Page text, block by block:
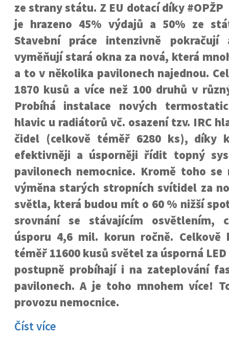
ze strany státu. Z EU dotací díky #OPŽP
je hrazeno 45% výdajů a 50% ze
Stavební práce intenzivně
vyměňují stará okna za nová, která
a to v několika pavilonech najednou.
1870 kusů a více než 100 druhů v
Probíhá instalace nových
hlavic u radiátorů vč. osazení tzv. IRC
čidel (celkově téměř 6280 ks), díky
efektivněji a úsporněji řídit topný
pavilonech nemocnice. Kromě toho se
výměna starých stropních svítidel za
světla, která budou mít o 60 % nižší
srovnání se stávajícím osvětlením,
úsporu 4,6 mil. korun ročně. Celkově
téměř 11600 kusů světel za úsporná
postupně probíhají i na zateplování
pavilonech. A je toho mnohem více!
provozu nemocnice.
Číst více